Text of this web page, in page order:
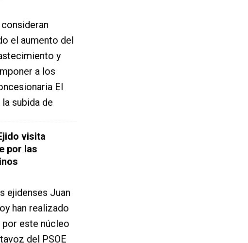
el aumento del
y
a los
El
subida de
visita
por las
ejidenses Juan
han realizado
por este núcleo
del PSOE